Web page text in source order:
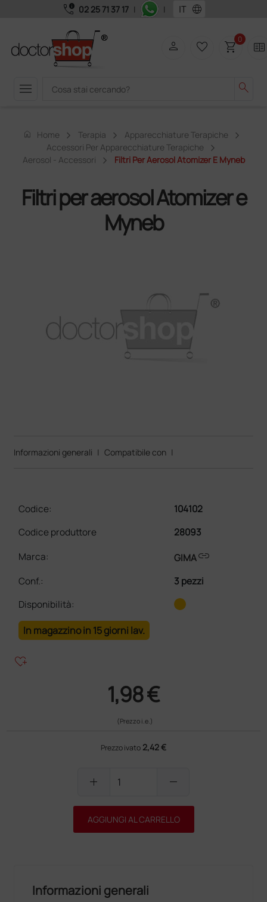
call_quality 02 25 71 37 17 | | language
menu search
person favorite_border shopping_cart0 two_pager
home Home Terapia
Apparecchiature Terapiche
Accessori Per Apparecchiature Terapiche
Aerosol - Accessori
Filtri Per Aerosol Atomizer E Myneb
Filtri per aerosol Atomizer e
Myneb
Informazioni generali | Compatibile con |
Codice:
104102
Codice produttore
28093
Marca:
GIMAlink
Conf.:
3 pezzi
Disponibilità:
In magazzino in 15 giorni lav.
heart_plus
1,98 €
(Prezzo i.e.)
Prezzo ivato 2,42 €
add remove
AGGIUNGI AL CARRELLO
Informazioni generali